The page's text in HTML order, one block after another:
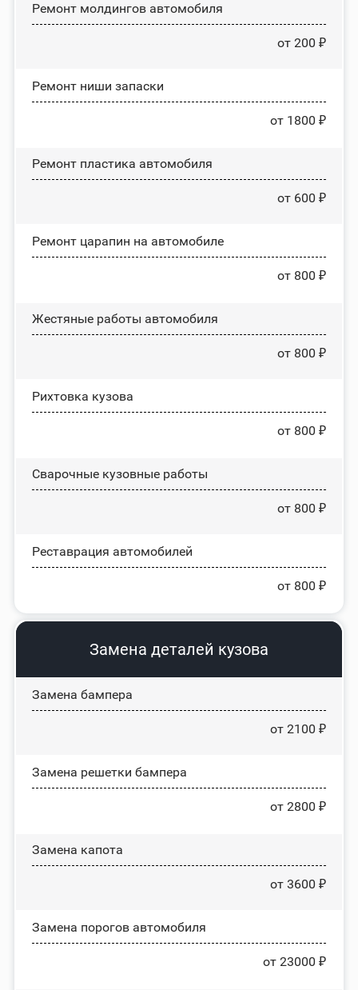
Ремонт молдингов автомобиля
от 200 ₽
Ремонт ниши запаски
от 1800 ₽
Ремонт пластика автомобиля
от 600 ₽
Ремонт царапин на автомобиле
от 800 ₽
Жестяные работы автомобиля
от 800 ₽
Рихтовка кузова
от 800 ₽
Сварочные кузовные работы
от 800 ₽
Реставрация автомобилей
от 800 ₽
Замена деталей кузова
Замена бампера
от 2100 ₽
Замена решетки бампера
от 2800 ₽
Замена капота
от 3600 ₽
Замена порогов автомобиля
от 23000 ₽